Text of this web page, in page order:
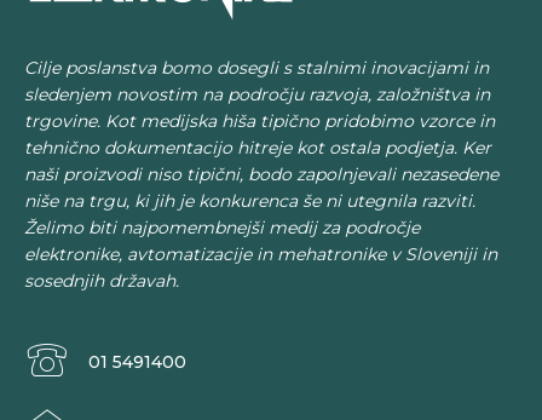
Cilje poslanstva bomo dosegli s stalnimi inovacijami in
sledenjem novostim na področju razvoja, založništva in
trgovine. Kot medijska hiša tipično pridobimo vzorce in
tehnično dokumentacijo hitreje kot ostala podjetja. Ker
naši proizvodi niso tipični, bodo zapolnjevali nezasedene
niše na trgu, ki jih je konkurenca še ni utegnila razviti.
Želimo biti najpomembnejši medij za področje
elektronike, avtomatizacije in mehatronike v Sloveniji in
sosednjih državah.
01 5491400